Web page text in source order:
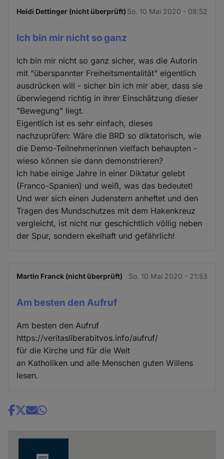
Heidi Dettinger (nicht überprüft) So. 10 Mai 2020 - 08:52
Ich bin mir nicht so ganz
Ich bin mir nicht so ganz sicher, was die Autorin
mit "überspannter Freiheitsmentalität" eigentlich
ausdrücken will - sicher bin ich mir aber, dass sie
überwiegend richtig in ihrer Einschätzung dieser
"Bewegung" liegt.
Eigentlich ist es sehr einfach, dieses
nachzuprüfen: Wäre die BRD so diktatorisch, wie
die Demo-Teilnehmerinnen vielfach behaupten -
wieso können sie dann demonstrieren?
Ich habe einige Jahre in einer Diktatur gelebt
(Franco-Spanien) und weiß, was das bedeutet!
Und wer sich einen Judenstern anheftet und den
Tragen des Mundschutzes mit dem Hakenkreuz
vergleicht, ist nicht nur geschichtlich völlig neben
der Spur, sondern ekelhaft und gefährlich!
Martin Franck (nicht überprüft) So. 10 Mai 2020 - 21:53
Am besten den Aufruf
Am besten den Aufruf
https://veritasliberabitvos.info/aufruf/
für die Kirche und für die Welt
an Katholiken und alle Menschen guten Willens
lesen.
Share